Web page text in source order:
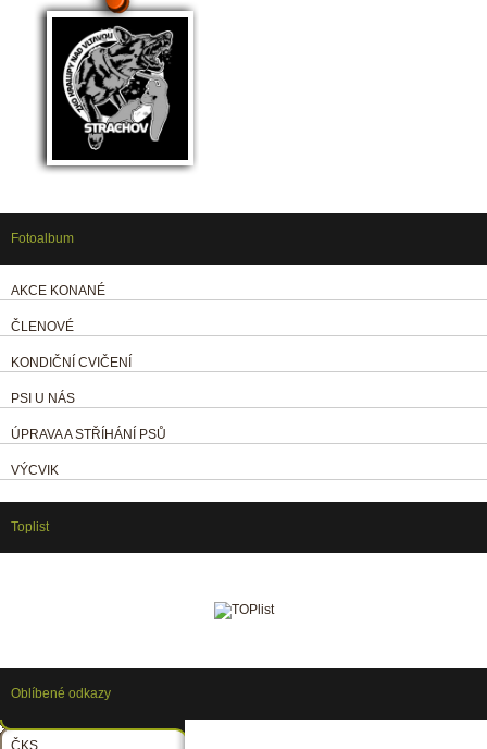
Fotoalbum
AKCE KONANÉ
ČLENOVÉ
KONDIČNÍ CVIČENÍ
PSI U NÁS
ÚPRAVA A STŘÍHÁNÍ PSŮ
VÝCVIK
Toplist
Oblíbené odkazy